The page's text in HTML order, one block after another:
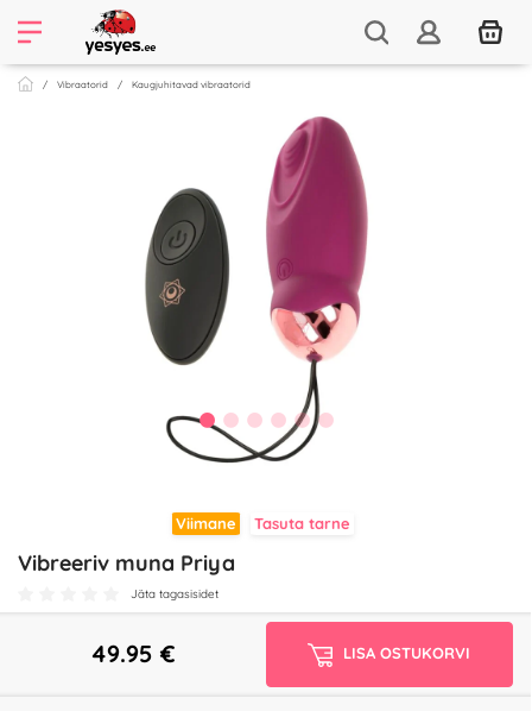
Vibraatorid Kaugjuhitavad vibraatorid
Viimane Tasuta tarne
Vibreeriv muna Priya
Jäta tagasisidet
49.95 € LISA OSTUKORVI